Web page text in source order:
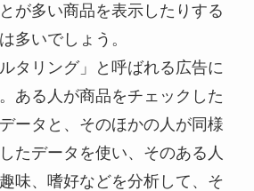
が多い商品を表示したりする
多いでしょう。
タリング」と呼ばれる広告に
ある人が商品をチェックした
ータと、そのほかの人が同様
たデータを使い、そのある人
味、嗜好などを分析して、そ